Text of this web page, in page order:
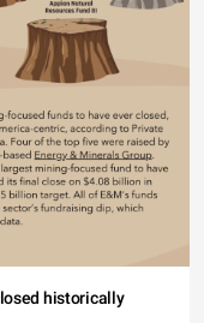
historically